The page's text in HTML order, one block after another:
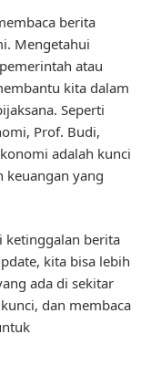
berita
Mengetahui
atau
kita dalam
Seperti
Prof. Budi,
adalah kunci
keuangan yang
ketinggalan berita
kita bisa lebih
ada di sekitar
dan membaca